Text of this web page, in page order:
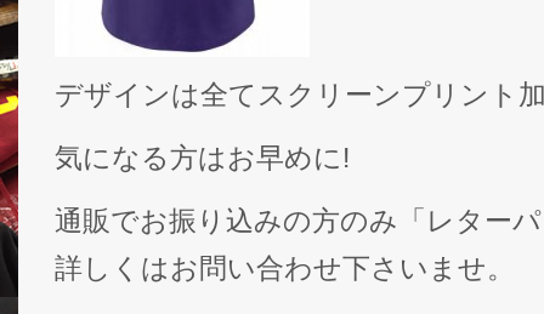
デザインは全てスクリーンプリント
気になる方はお早めに!
通販でお振り込みの方のみ「レター
詳しくはお問い合わせ下さいませ。